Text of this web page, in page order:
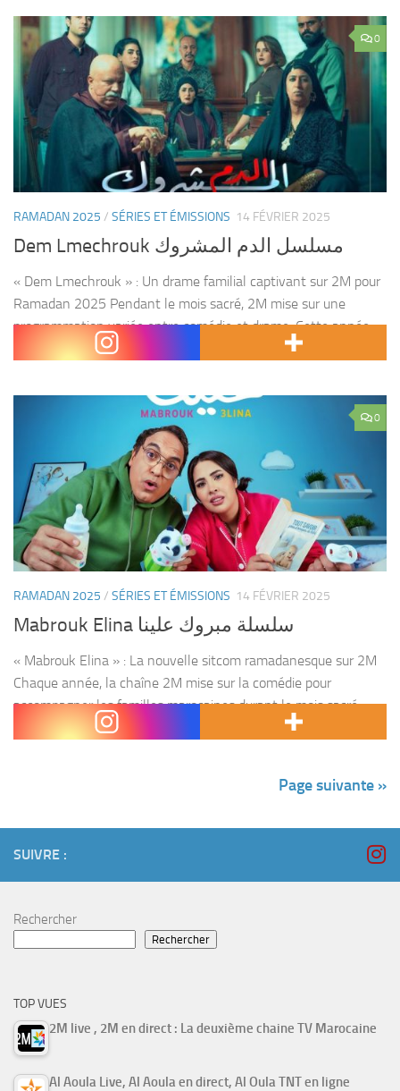
0
RAMADAN 2025 / SÉRIES ET ÉMISSIONS 14 FÉVRIER 2025
Dem Lmechrouk مسلسل الدم المشروك
« Dem Lmechrouk » : Un drame familial captivant sur 2M pour
Ramadan 2025 Pendant le mois sacré, 2M mise sur une
programmation variée entre comédie et drame. Cette année,
les téléspectateurs pourront suivre « Dem Lmechrouk »,...
0
RAMADAN 2025 / SÉRIES ET ÉMISSIONS 14 FÉVRIER 2025
Mabrouk Elina سلسلة مبروك علينا
« Mabrouk Elina » : La nouvelle sitcom ramadanesque sur 2M
Chaque année, la chaîne 2M mise sur la comédie pour
accompagner les familles marocaines durant le mois sacré.
Pour Ramadan 2025, la chaîne propose « Mabrouk...
Page suivante »
SUIVRE :
Rechercher
Rechercher
TOP VUES
2M live , 2M en direct : La deuxième chaine TV Marocaine
Al Aoula Live, Al Aoula en direct, Al Oula TNT en ligne